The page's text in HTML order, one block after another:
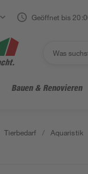
Geöffnet bis
Bauen & Renovieren
Tierbedarf / Aquaristik